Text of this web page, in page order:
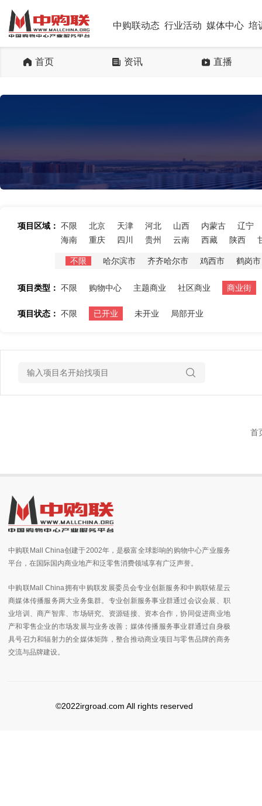
中购联动态 行业活动 媒体中心 培
首页 资讯 直播
项目区域： 不限 北京 天津 河北 山西 内蒙古
辽宁
海南
重庆 四川 贵州 云南 西藏 陕西
不限 哈尔滨市 齐齐哈尔市 鸡西市 鹤岗市
项目类型： 不限 购物中心 主题商业 社区商业 商业街
项目状态： 不限 已开业 未开业 局部开业
首
中购联Mall China创建于2002年，是极富全球影响的购物中心产业服务
平台，在国际国内商业地产和泛零售消费领域享有广泛声誉。
中购联Mall China拥有中购联发展委员会专业创新服务和中购联铱星云
商媒体传播服务两大业务集群。专业创新服务事业群通过会议会展、职
业培训、商产智库、市场研究、资源链接、资本合作，协同促进商业地
产和零售企业的市场发展与业务改善；媒体传播服务事业群通过自身极
具号召力和辐射力的全媒体矩阵，整合推动商业项目与零售品牌的商务
交流与品牌建设。
©2022irgroad.com All rights reserved